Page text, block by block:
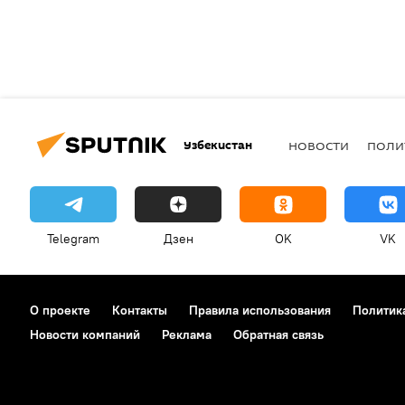
Узбекистан НОВОСТИ
Telegram Дзен OK VK
О проекте Контакты Правила использования
Новости компаний
Реклама Обратная связь